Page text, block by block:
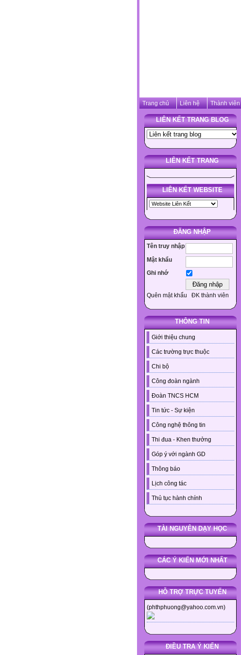
Trang chủ Liên hệ Thành viên
LIÊN KẾT TRANG BLOG
LIÊN KẾT TRANG
LIÊN KẾT WEBSITE
ĐĂNG NHẬP
Tên truy nhập
Mật khẩu
Ghi nhớ
Quên mật khẩu ĐK thành viên
THÔNG TIN
Giới thiệu chung
Các trường trực thuộc
Chi bộ
Công đoàn ngành
Đoàn TNCS HCM
Tin tức - Sự kiện
Công nghệ thông tin
Thi đua - Khen thưởng
Góp ý với ngành GD
Thông báo
Lịch công tác
Thủ tục hành chính
TÀI NGUYÊN DẠY HỌC
CÁC Ý KIẾN MỚI NHẤT
HỖ TRỢ TRỰC TUYẾN
(phthphuong@yahoo.com.vn)
ĐIỀU TRA Ý KIẾN